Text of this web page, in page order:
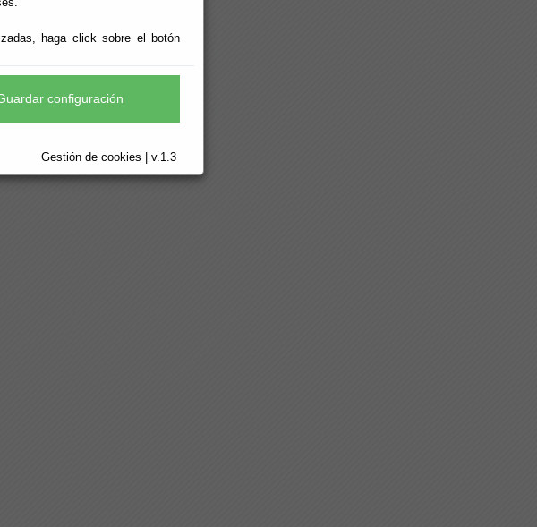
haga click sobre el botón
configuración
Gestión de cookies | v.1.3